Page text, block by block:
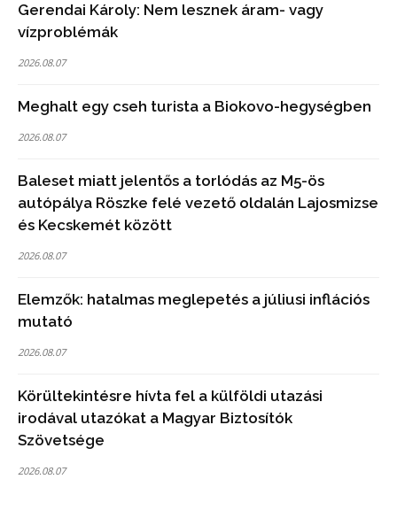
Gerendai Károly: Nem lesznek áram- vagy
vízproblémák
2026.08.07
Meghalt egy cseh turista a Biokovo-hegységben
2026.08.07
Baleset miatt jelentős a torlódás az M5-ös
autópálya Röszke felé vezető oldalán Lajosmizse
és Kecskemét között
2026.08.07
Elemzők: hatalmas meglepetés a júliusi inflációs
mutató
2026.08.07
Körültekintésre hívta fel a külföldi utazási
irodával utazókat a Magyar Biztosítók
Szövetsége
2026.08.07